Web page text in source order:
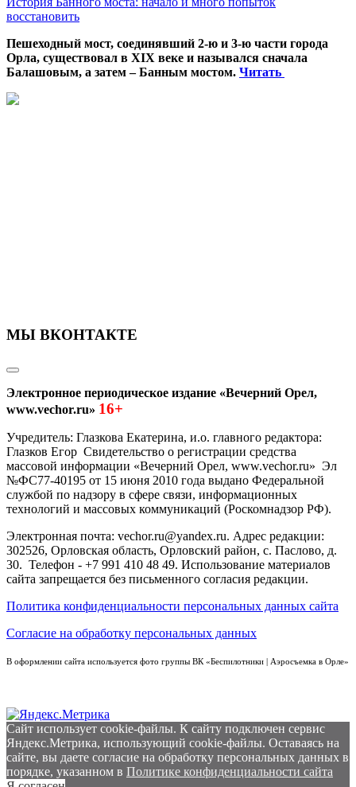
восстановить
Пешеходный мост, соединявший 2-ю и 3-ю части города
Орла, существовал в XIX веке и назывался сначала
Балашовым, а затем – Банным мостом. Читать
МЫ ВКОНТАКТЕ
Электронное периодическое издание «Вечерний Орел,
www.vechor.ru» 16+
Учредитель: Глазкова Екатерина, и.о. главного редактора:
Глазков Егор Свидетельство о регистрации средства
массовой информации «Вечерний Орел, www.vechor.ru» Эл
№ФС77-40195 от 15 июня 2010 года выдано Федеральной
службой по надзору в сфере связи, информационных
технологий и массовых коммуникаций (Роскомнадзор РФ).
Электронная почта: vechor.ru@yandex.ru. Адрес редакции:
302526, Орловская область, Орловский район, с. Паслово, д.
30. Телефон - +7 991 410 48 49. Использование материалов
сайта запрещается без письменного согласия редакции.
Политика конфиденциальности персональных данных сайта
Согласие на обработку персональных данных
В оформлении сайта используется фото группы ВК «Беспилотники | Аэросъемка в Орле»
Сайт использует cookie-файлы. К cайту подключен сервис
Яндекс.Метрика, использующий cookie-файлы. Оставаясь на
сайте, вы даете согласие на обработку персональных данных в
порядке, указанном в Политике конфиденциальности сайта